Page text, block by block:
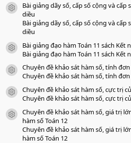
a
icon tài liệu
Bài giảng dãy số, cấp số cộng và cấp
diều
Bài giảng dãy số, cấp số cộng và cấp
diều
icon tài liệu
Bài giảng đạo hàm Toán 11 sách Kết
Bài giảng đạo hàm Toán 11 sách Kết
icon tài liệu
Chuyên đề khảo sát hàm số, tính
Chuyên đề khảo sát hàm số, tính
icon tài liệu
Chuyên đề khảo sát hàm số, cực trị
Chuyên đề khảo sát hàm số, cực trị
icon tài liệu
Chuyên đề khảo sát hàm số, giá trị
hàm số Toán 12
Chuyên đề khảo sát hàm số, giá trị
hàm số Toán 12